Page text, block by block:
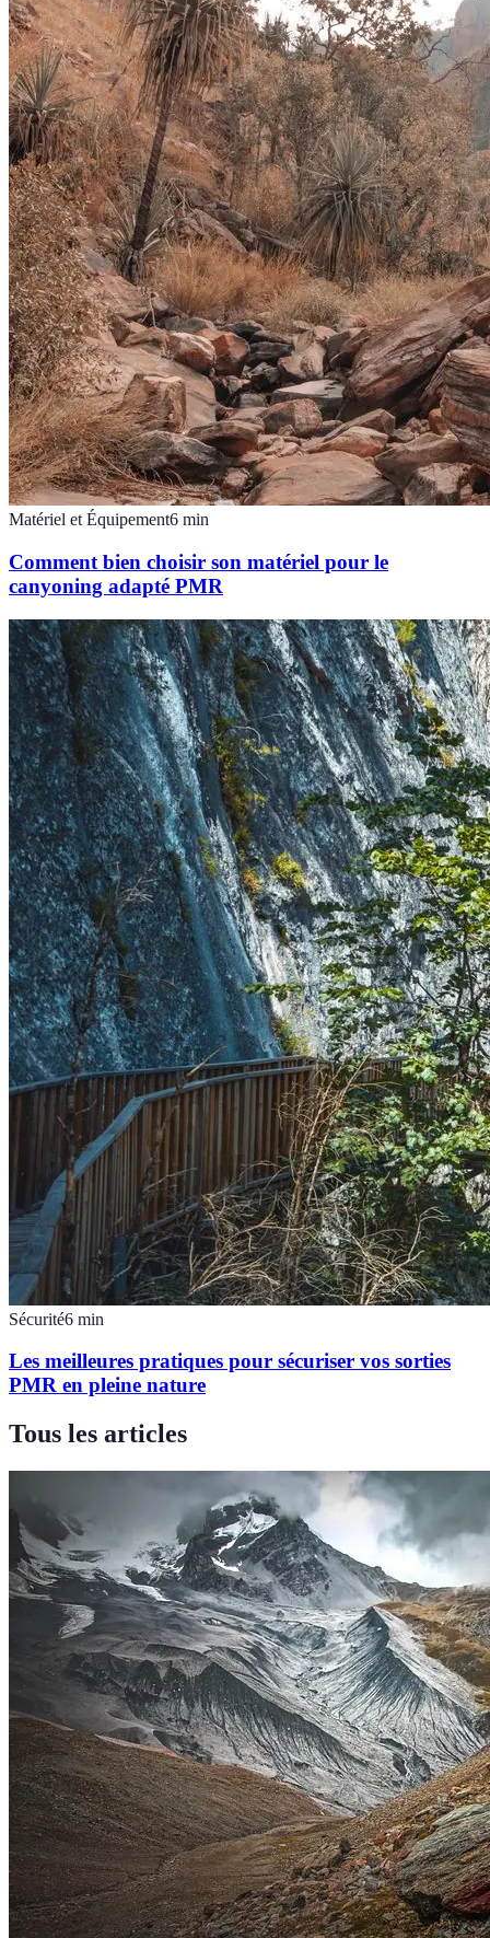
Matériel et Équipement6 min
Comment bien choisir son matériel pour le
canyoning adapté PMR
Sécurité6 min
Les meilleures pratiques pour sécuriser vos sorties
PMR en pleine nature
Tous les articles